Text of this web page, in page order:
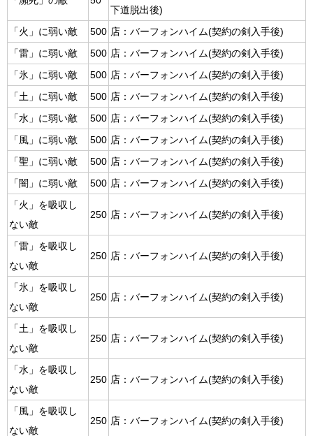
下道脱出後)
「火」に弱い敵
500 店：バーフォンハイム(契約の剣入手後)
「雷」に弱い敵
500 店：バーフォンハイム(契約の剣入手後)
「氷」に弱い敵
500 店：バーフォンハイム(契約の剣入手後)
「土」に弱い敵
500 店：バーフォンハイム(契約の剣入手後)
「水」に弱い敵
500 店：バーフォンハイム(契約の剣入手後)
「風」に弱い敵
500 店：バーフォンハイム(契約の剣入手後)
「聖」に弱い敵
500 店：バーフォンハイム(契約の剣入手後)
「闇」に弱い敵
500 店：バーフォンハイム(契約の剣入手後)
「火」を吸収し
ない敵
250 店：バーフォンハイム(契約の剣入手後)
「雷」を吸収し
ない敵
250 店：バーフォンハイム(契約の剣入手後)
「氷」を吸収し
ない敵
250 店：バーフォンハイム(契約の剣入手後)
「土」を吸収し
ない敵
250 店：バーフォンハイム(契約の剣入手後)
「水」を吸収し
ない敵
250 店：バーフォンハイム(契約の剣入手後)
「風」を吸収し
ない敵
250 店：バーフォンハイム(契約の剣入手後)